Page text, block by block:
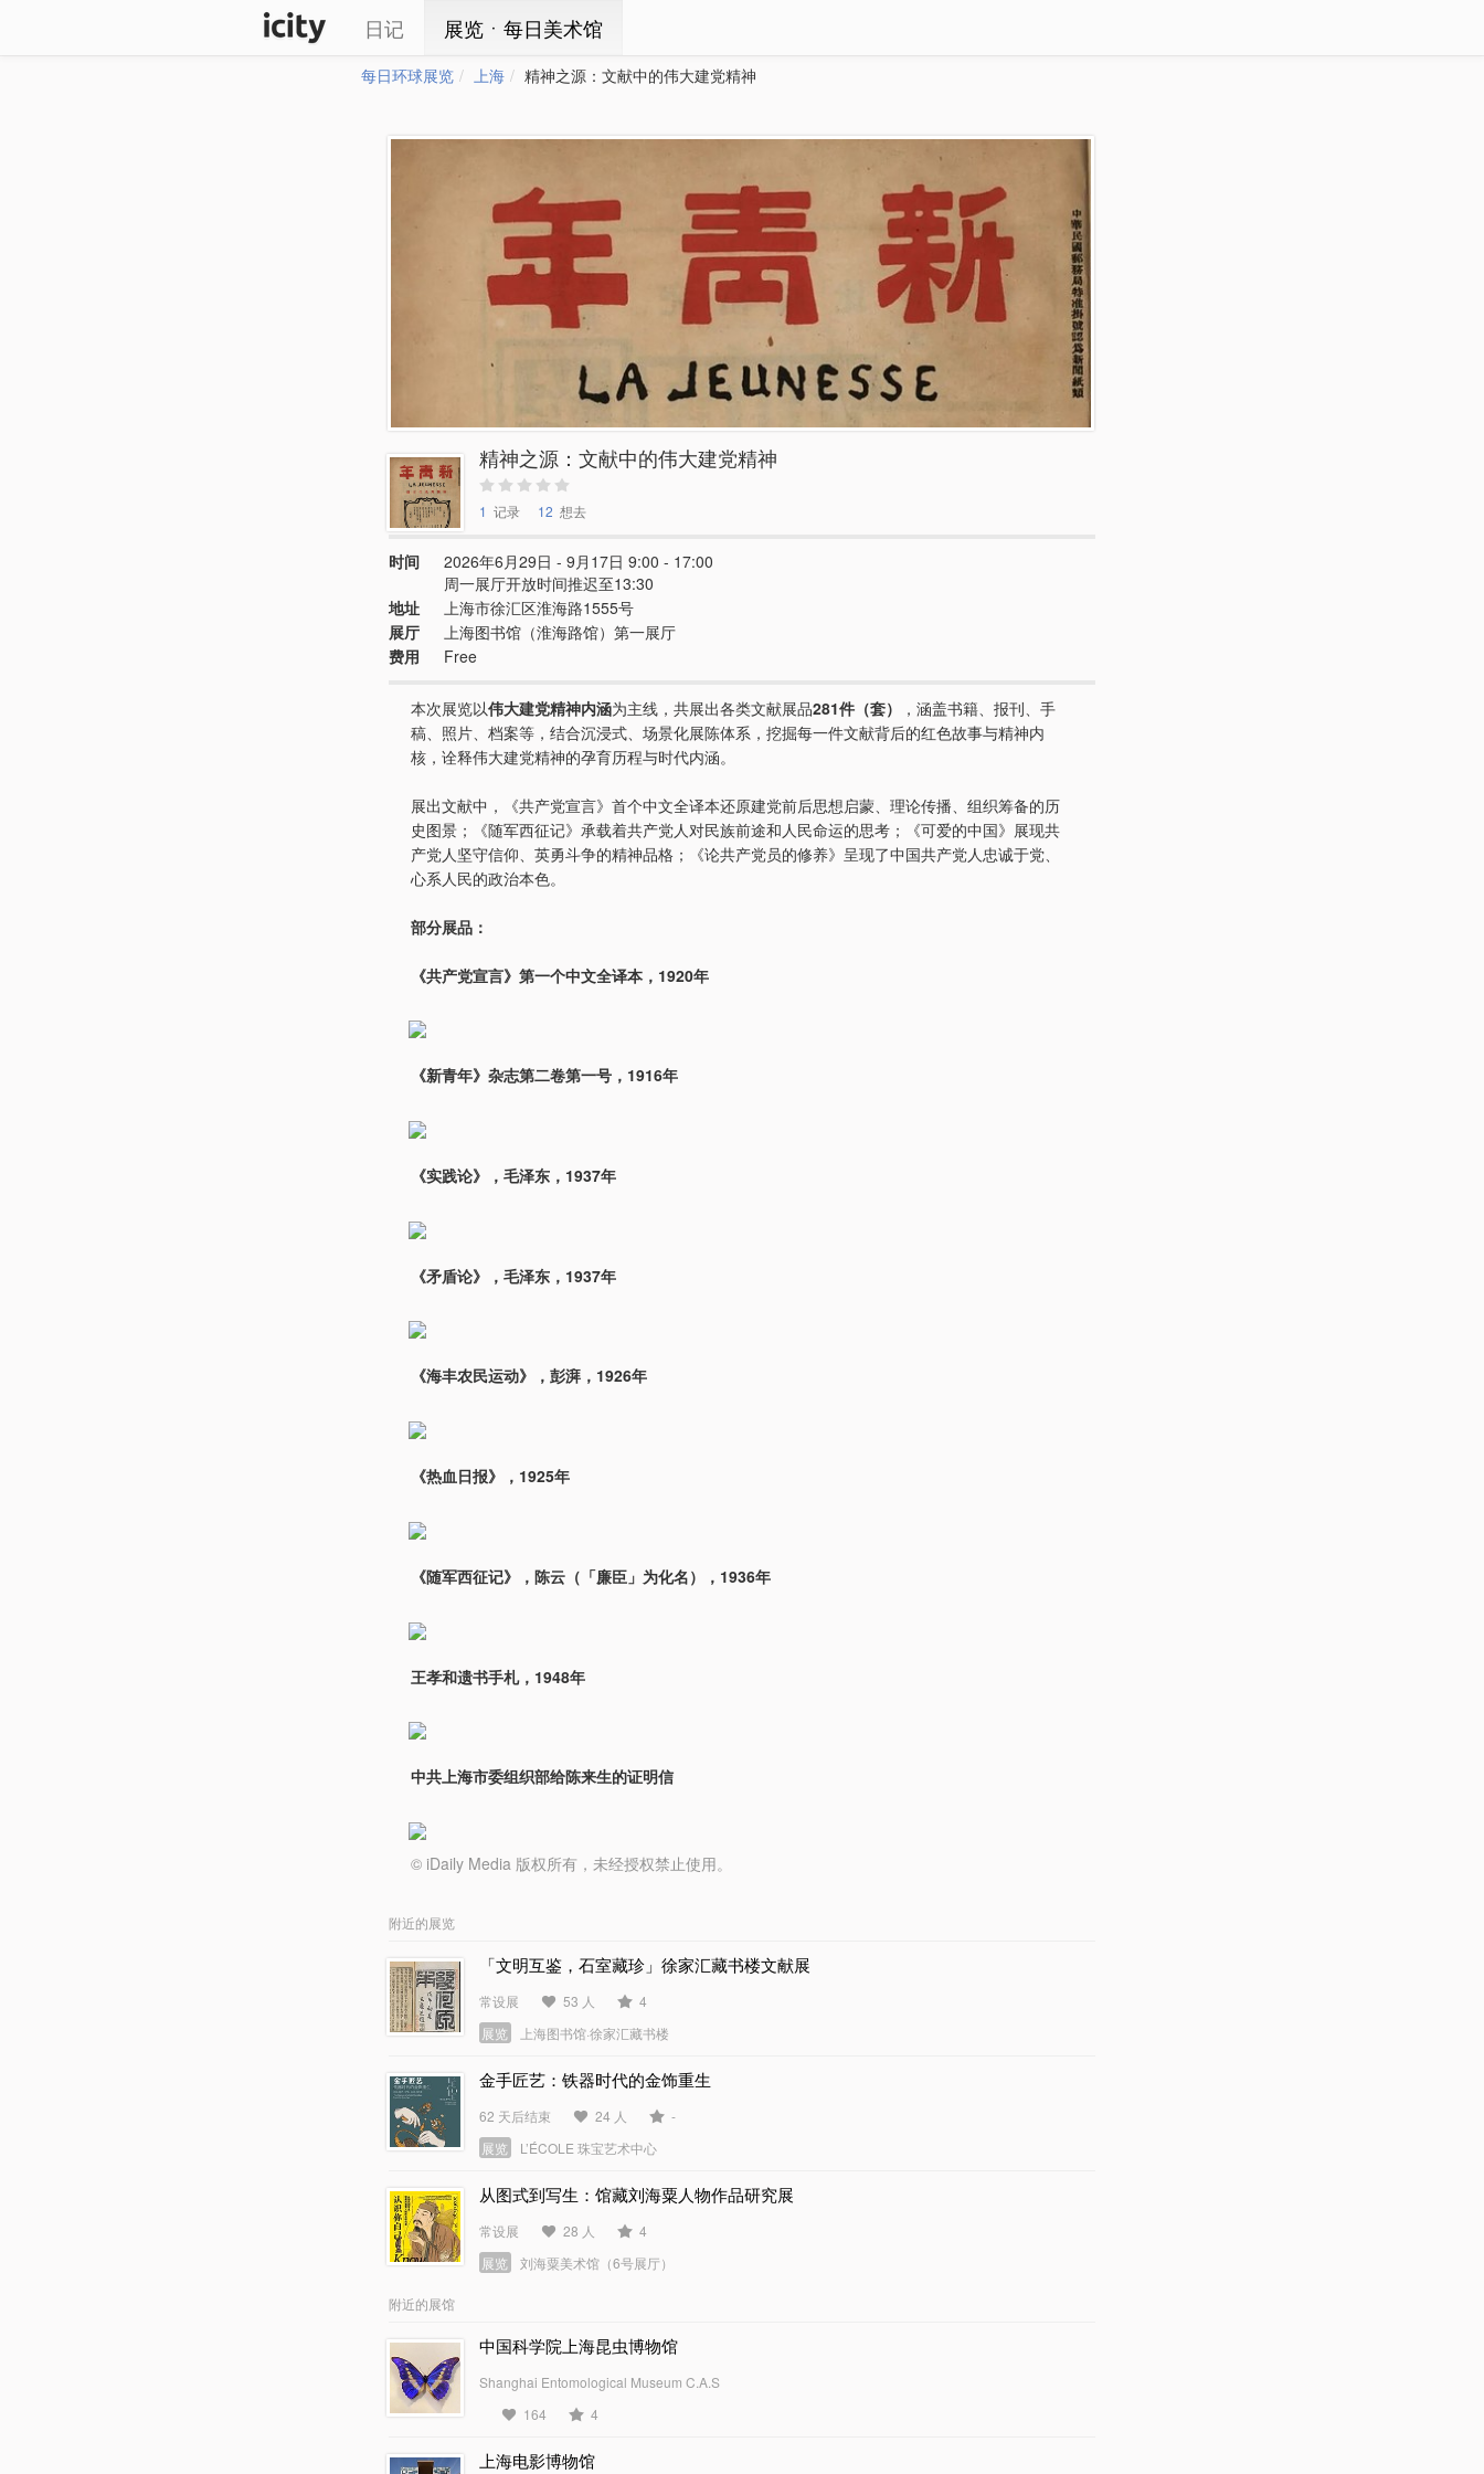
日记 展览ㆍ每日美术馆
每日环球展览 上海 精神之源：文献中的伟大建党精神
精神之源：文献中的伟大建党精神
1 记录 12 想去
时间
2026年6月29日 - 9月17日 9:00 - 17:00
周一展厅开放时间推迟至13:30
地址
上海市徐汇区淮海路1555号
展厅
上海图书馆（淮海路馆）第一展厅
费用
Free
本次展览以伟大建党精神内涵为主线，共展出各类文献展品281件（套）
，涵盖书籍、报刊、手
稿、照片、档案等，结合沉浸式、场景化展陈体系，挖掘每一件文献背后的红色故事与精神内
核，诠释伟大建党精神的孕育历程与时代内涵。
展出文献中，《共产党宣言》首个中文全译本还原建党前后思想启蒙、理论传播、组织筹备的历
史图景；《随军西征记》承载着共产党人对民族前途和人民命运的思考；《可爱的中国》展现共
产党人坚守信仰、英勇斗争的精神品格；《论共产党员的修养》呈现了中国共产党人忠诚于党、
心系人民的政治本色。
部分展品：
《共产党宣言》第一个中文全译本，1920年
《新青年》杂志第二卷第一号，1916年
《实践论》，毛泽东，1937年
《矛盾论》，毛泽东，1937年
《海丰农民运动》，彭湃，1926年
《热血日报》，1925年
《随军西征记》，陈云（「廉臣」为化名），1936年
王孝和遗书手札，1948年
中共上海市委组织部给陈来生的证明信
© iDaily Media 版权所有，未经授权禁止使用。
附近的展览
「文明互鉴，石室藏珍」徐家汇藏书楼文献展
常设展 53 人
4
展览
上海图书馆·徐家汇藏书楼
金手匠艺：铁器时代的金饰重生
62 天后结束 24 人
-
展览
L’ÉCOLE 珠宝艺术中心
从图式到写生：馆藏刘海粟人物作品研究展
常设展 28 人
4
展览
刘海粟美术馆（6号展厅）
附近的展馆
中国科学院上海昆虫博物馆
Shanghai Entomological Museum C.A.S
164
4
上海电影博物馆